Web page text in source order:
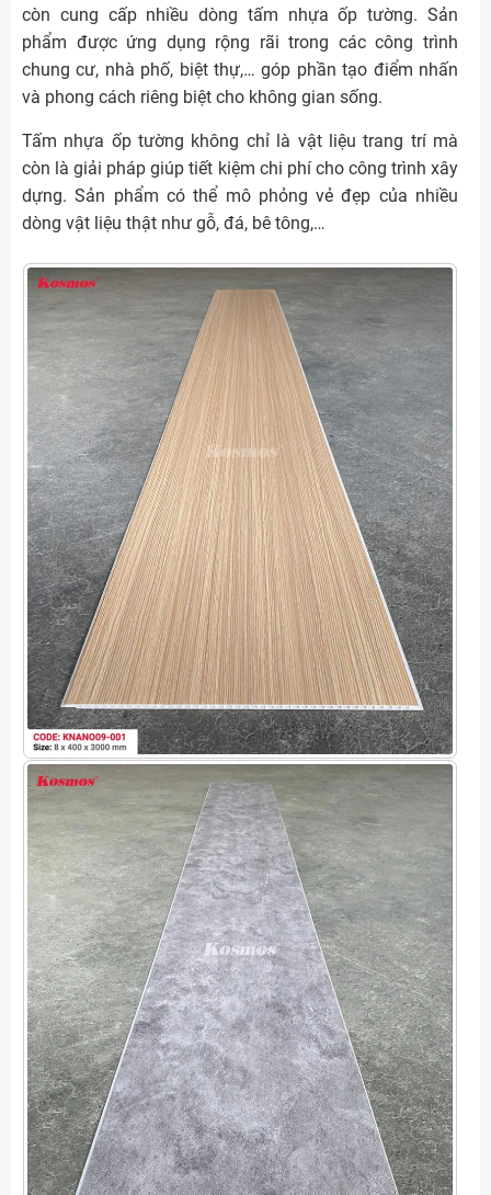
còn cung cấp nhiều dòng tấm nhựa ốp tường. Sản
phẩm được ứng dụng rộng rãi trong các công trình
chung cư, nhà phố, biệt thự,… góp phần tạo điểm nhấn
và phong cách riêng biệt cho không gian sống.
Tấm nhựa ốp tường không chỉ là vật liệu trang trí mà
còn là giải pháp giúp tiết kiệm chi phí cho công trình xây
dựng. Sản phẩm có thể mô phỏng vẻ đẹp của nhiều
dòng vật liệu thật như gỗ, đá, bê tông,…